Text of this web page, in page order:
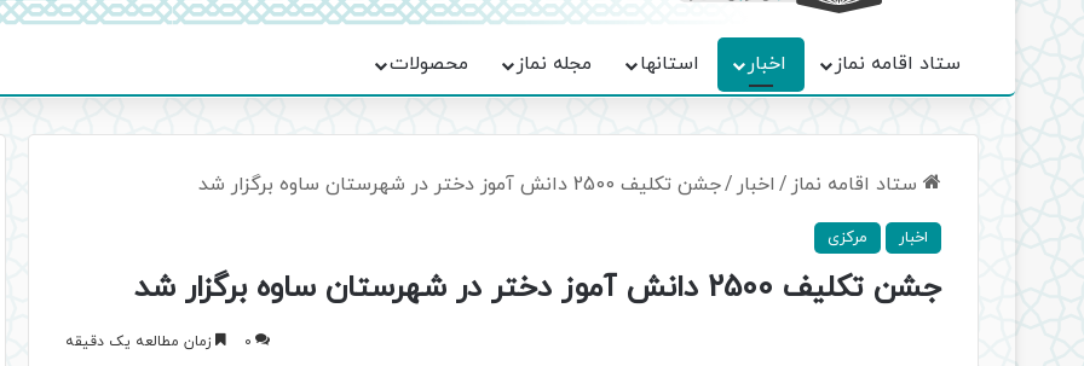
ستاد اقامه نماز اخبار استانها مجله نماز محصولات
ستاد اقامه نماز / اخبار /جشن تکلیف 2500 دانش آموز دختر در شهرستان ساوه برگزار شد
اخبار مرکزی
جشن تکلیف 2500 دانش آموز دختر در شهرستان ساوه برگزار شد
0 زمان مطالعه یک دقیقه